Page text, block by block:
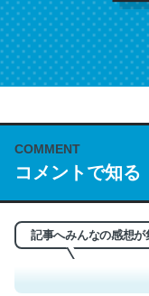
COMMENT
コメントで知る
記事へみんなの感想が
これは名文。彼は
う。英語少しでも
れ好き。Let’s
─今のこの状況が信じ